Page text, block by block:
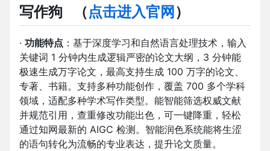
写作狗 （点击进入官网 ）
· 功能特点 ：基于深度学习和自然语言处理技术，输入
关键词 1 分钟内生成逻辑严密的论文大纲，3 分钟能
极速生成万字论文，最高支持生成 100 万字的论文、
专著、书籍。支持多种功能创作，覆盖 700 多个学科
领域，适配多种学术写作类型。能智能筛选权威文献
并规范引用，查重修改功能出色，可一键降重，轻松
通过知网最新的 AIGC 检测。智能润色系统能将生涩
的语句转化为流畅的专业表达，提升论文质量。